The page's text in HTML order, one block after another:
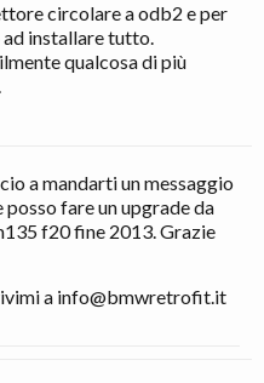
circolare a odb2 e per
installare tutto.
qualcosa di più
a mandarti un messaggio
fare un upgrade da
f20 fine 2013. Grazie
a info@bmwretrofit.it